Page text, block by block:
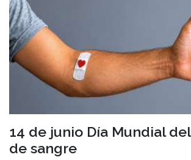
14 de junio Día Mundial
de sangre